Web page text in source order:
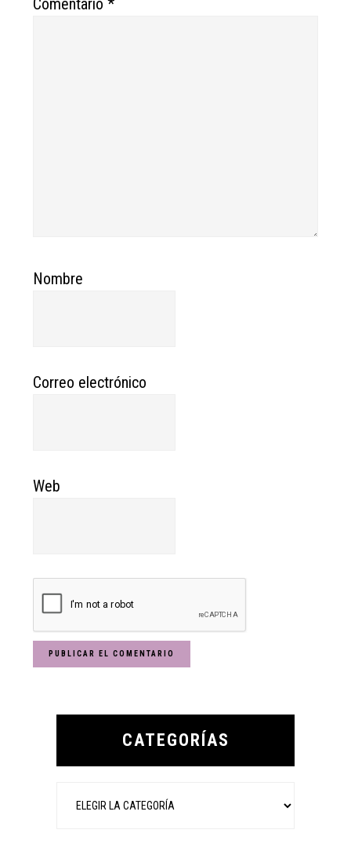
Comentario*
Nombre
Correo electrónico
Web
Primary
CATEGORÍAS